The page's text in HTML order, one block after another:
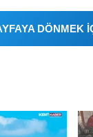
DÖNMEK